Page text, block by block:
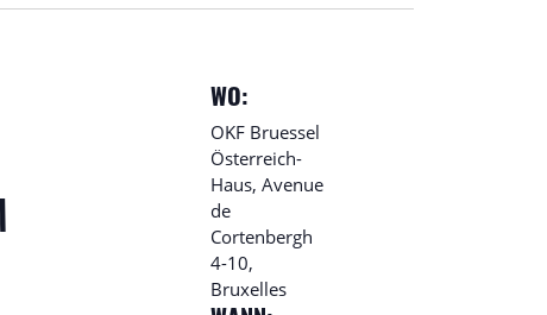
WO:
OKF Bruessel
Österreich-
Haus, Avenue
de
Cortenbergh
4-10,
Bruxelles